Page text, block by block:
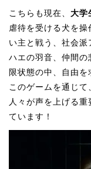
こちらも現在、 大学
虐待を受ける犬を
い主と戦う、社会派
ハエの羽音、仲間
限状態の中、自由を
このゲームを通じて
人々が声を上げる
ています！